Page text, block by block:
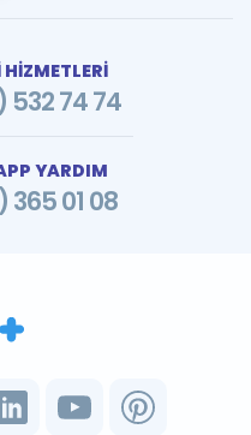
532 74 74
YARDIM
365 01 08